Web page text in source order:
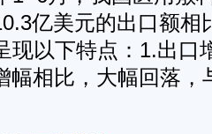
亿美元的出口额相
现以下特点：1.出口
幅相比，大幅回落，